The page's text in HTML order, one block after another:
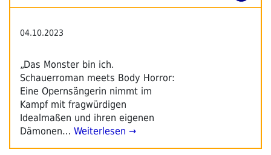
04.10.2023
„Das Monster bin ich.
Schauerroman meets Body Horror:
Eine Opernsängerin nimmt im
Kampf mit fragwürdigen
Idealmaßen und ihren eigenen
Dämonen… Weiterlesen →